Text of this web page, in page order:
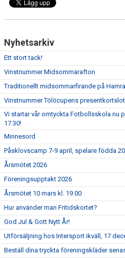
Nyhetsarkiv
Ett stort tack!
Vinstnummer Midsommarafton
Traditionellt midsommarfirande på
Vinstnummer Tölöcupens
Vi startar vår omtyckta Fotbollsskola nu
17.30!
Minnesord
Påsklovscamp 7-9 april, spelare födda
Årsmötet 2026
Föreningsupptakt 2026
Årsmötet 10 mars kl. 19.00
Hur använder man Fritidskortet?
God Jul & Gott Nytt År!
Utförsäljning hos Intersport ikväll, 17
Beställ dina tryckta föreningskläder